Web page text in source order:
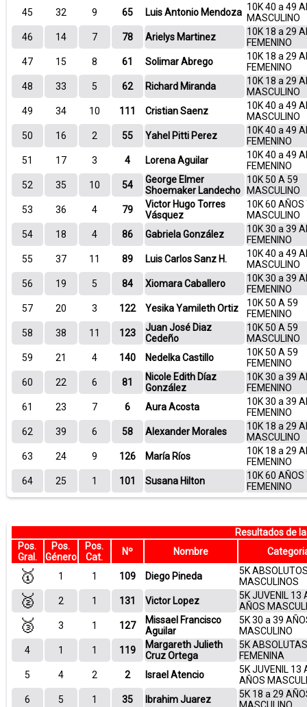
45
32 9 65 Luis Antonio Mendoza 10K 40 a 49
MASCULINO
46
14 7 78 Arielys Martinez
10K 18 a 29
FEMENINO
47
15 8 61 Solimar Abrego
10K 18 a 29
FEMENINO
48
33 5 62 Richard Miranda
10K 18 a 29
MASCULINO
49
34 10 111 Cristian Saenz
10K 40 a 49
MASCULINO
50
16 2 55 Yahel Pitti Perez
10K 40 a 49
FEMENINO
51
17 3 4 Lorena Aguilar
10K 40 a 49
FEMENINO
52
35 10 54
George Elmer
Shoemaker Landecho
10K 50 A 59
MASCULINO
53
36 4 79
Victor Hugo Torres
Vásquez
10K 60 AÑOS
MASCULINO
54
18 4 86 Gabriela González
10K 30 a 39
FEMENINO
55
37 11 89 Luis Carlos Sanz H.
10K 40 a 49
MASCULINO
56
19 5 84 Xiomara Caballero
10K 30 a 39
FEMENINO
57
20 3 122 Yesika Yamileth Ortiz
10K 50 A 59
FEMENINO
58
38 11 123
Juan José Diaz
Cedeño
10K 50 A 59
MASCULINO
59
21 4 140 Nedelka Castillo
10K 50 A 59
FEMENINO
60
22 6 81
Nicole Edith Díaz
González
10K 30 a 39
FEMENINO
61
23 7 6 Aura Acosta
10K 30 a 39
FEMENINO
62
39 6 58 Alexander Morales
10K 18 a 29
MASCULINO
63
24 9 126 María Ríos
10K 18 a 29
FEMENINO
64
25 1 101 Susana Hilton
10K 60 AÑOS
FEMENINO
Resultados de
Pos.
Gral.
Pos.
Género
Pos.
Cat.
Nº Nombre
🥇 1 1 109 Diego Pineda
5K
MASCULINOS
🥈 2 1 131 Victor Lopez
5K JUVENIL 13
AÑOS
🥉 3 1 127
Missael Francisco
Aguilar
5K 30 a 39
MASCULINO
4
1 1 119
Margareth Julieth
Cruz Ortega
5K ABSOLUTAS
FEMENINA
5
4 2 2 Israel Atencio
5K JUVENIL 13
AÑOS
6
5 1 35 Ibrahim Juarez
5K 18 a 29